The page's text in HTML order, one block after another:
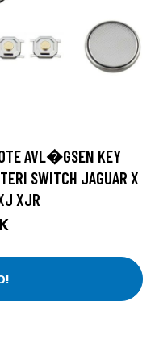
AVL�GSEN KEY
SWITCH JAGUAR X
XJR